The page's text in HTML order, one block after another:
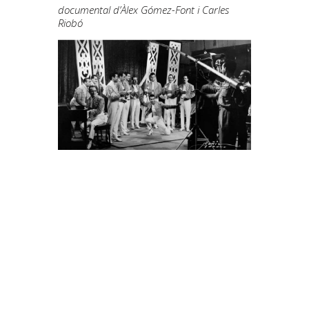
documental d’Àlex Gómez-Font i Carles
Riobó